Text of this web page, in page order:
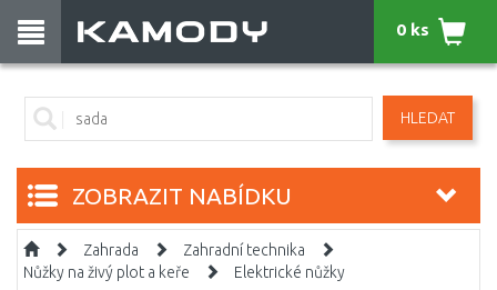
HLEDAT
0 ks
ZOBRAZIT NABÍDKU
Zahrada
Zahradní technika
Nůžky na živý plot a keře
Elektrické nůžky